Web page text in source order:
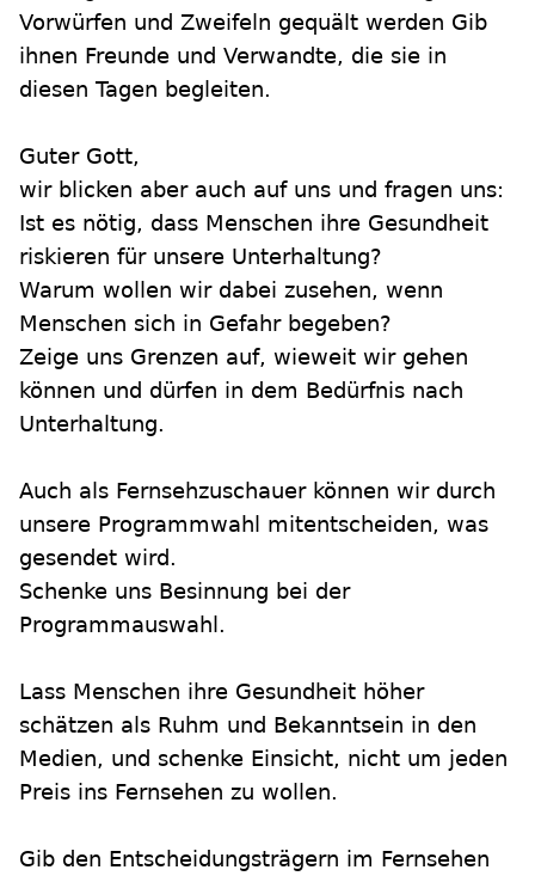
Vorwürfen und Zweifeln gequält werden Gib
ihnen Freunde und Verwandte, die sie in
diesen Tagen begleiten.
Guter Gott,
wir blicken aber auch auf uns und fragen uns:
Ist es nötig, dass Menschen ihre Gesundheit
riskieren für unsere Unterhaltung?
Warum wollen wir dabei zusehen, wenn
Menschen sich in Gefahr begeben?
Zeige uns Grenzen auf, wieweit wir gehen
können und dürfen in dem Bedürfnis nach
Unterhaltung.
Auch als Fernsehzuschauer können wir durch
unsere Programmwahl mitentscheiden, was
gesendet wird.
Schenke uns Besinnung bei der
Programmauswahl.
Lass Menschen ihre Gesundheit höher
schätzen als Ruhm und Bekanntsein in den
Medien, und schenke Einsicht, nicht um jeden
Preis ins Fernsehen zu wollen.
Gib den Entscheidungsträgern im Fernsehen